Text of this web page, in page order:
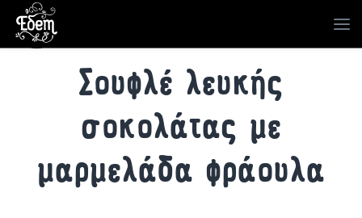
Σουφλέ λευκής
σοκολάτας με
μαρμελάδα φράουλα